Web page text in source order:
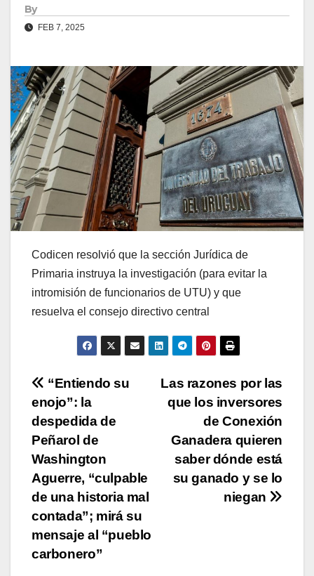
By
FEB 7, 2025
Codicen resolvió que la sección Jurídica de
Primaria instruya la investigación (para evitar la
intromisión de funcionarios de UTU) y que
resuelva el consejo directivo central
Navegación
de
entradas
Las razones por las
que los inversores
de Conexión
Ganadera quieren
saber dónde está
su ganado y se lo
niegan
“Entiendo su
enojo”: la
despedida de
Peñarol de
Washington
Aguerre, “culpable
de una historia mal
contada”; mirá su
mensaje al “pueblo
carbonero”